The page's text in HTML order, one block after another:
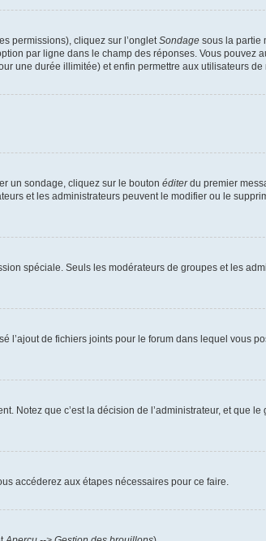
permissions), cliquez sur l’onglet Sondage sous la partie
par ligne dans le champ des réponses. Vous pouvez
une durée illimitée) et enfin permettre aux utilisateurs de
un sondage, cliquez sur le bouton éditerdu premier
et les administrateurs peuvent le modifier ou le
spéciale. Seuls les modérateurs de groupes et les
l’ajout de fichiers joints pour le forum dans lequel vous
que c’est la décision de l’administrateur, et que le
accéderez aux étapes nécessaires pour ce faire.